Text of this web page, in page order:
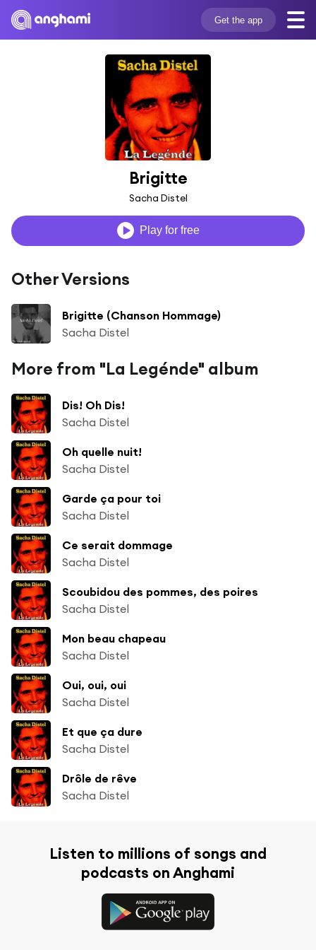
Get the app
Brigitte
Sacha Distel
Play for free
Other Versions
Brigitte (Chanson Hommage)
Sacha Distel
More from "La Legénde" album
Dis! Oh Dis!
Sacha Distel
Oh quelle nuit!
Sacha Distel
Garde ça pour toi
Sacha Distel
Ce serait dommage
Sacha Distel
Scoubidou des pommes, des poires
Sacha Distel
Mon beau chapeau
Sacha Distel
Oui, oui, oui
Sacha Distel
Et que ça dure
Sacha Distel
Drôle de rêve
Sacha Distel
Listen to millions of songs and
podcasts on Anghami